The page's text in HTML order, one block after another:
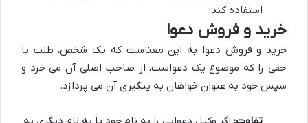
استفاده کند.
خرید و فروش دعوا
خرید و فروش دعوا به این معناست که یک شخص، طلب یا
حقی را که موضوع یک دعواست، از صاحب اصلی آن می خرد و
سپس خود به عنوان خواهان به پیگیری آن می پردازد.